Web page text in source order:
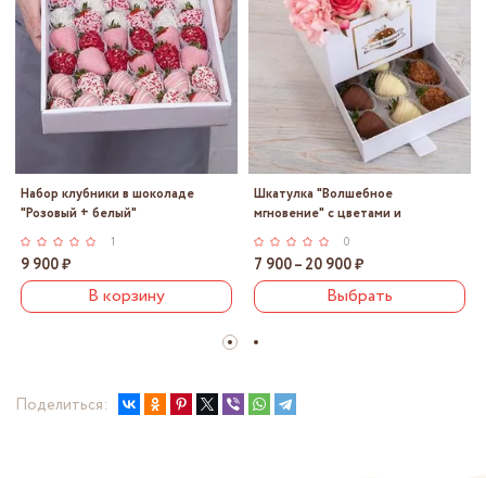
Набор клубники в шоколаде
"Розовый + белый"
1
9 900 ₽
В корзину
Шкатулка "Волшебное
мгновение" с цветами и
клубникой в шоколаде
0
7 900 – 20 900 ₽
Выбрать
Поделиться: